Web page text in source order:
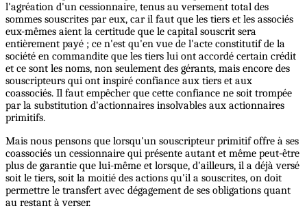
l'agréation d'un cessionnaire, tenus au versement total des
sommes souscrites par eux, car il faut que les tiers et les associés
eux-mêmes aient la certitude que le capital souscrit sera
entièrement payé ; ce n'est qu'en vue de l'acte constitutif de la
société en commandite que les tiers lui ont accordé certain crédit
et ce sont les noms, non seulement des gérants, mais encore des
souscripteurs qui ont inspiré confiance aux tiers et aux
coassociés. Il faut empêcher que cette confiance ne soit trompée
par la substitution d'actionnaires insolvables aux actionnaires
primitifs.
Mais nous pensons que lorsqu'un souscripteur primitif offre à ses
coassociés un cessionnaire qui présente autant et même peut-être
plus de garantie que lui-même et lorsque, d'ailleurs, il a déjà versé
soit le tiers, soit la moitié des actions qu'il a souscrites, on doit
permettre le transfert avec dégagement de ses obligations quant
au restant à verser.